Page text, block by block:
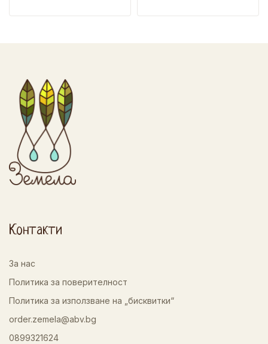
Контакти
За нас
Политика за поверителност
Политика за използване на „бисквитки“
order.zemela@abv.bg
0899321624